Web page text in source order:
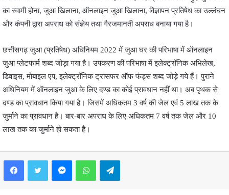
का स्वामी होना, जुआ खिलाना, ऑनलाइन जुआ खिलाना, विज्ञापन प्रतिषेध का उल्लंघन
और कंपनी द्वारा अपराध को संज्ञेय तथा गैरजमानती अपराध बनाया गया है।
छत्तीसगढ़ जुआ (प्रतिषेध) अधिनियम 2022 में जुआ घर की परिभाषा में ऑनलाइन
जुआ प्लेटफार्म शब्द जोड़ा गया है। उपकरण की परिभाषा में इलेक्ट्रॉनिक अभिलेख,
डिवाइस, मोबाइल एप, इलेक्ट्रॉनिक ट्रांसफर ऑफ फंड्स शब्द जोड़े गये हैं। पुराने
अधिनियम में ऑनलाइन जुआ के लिए दण्ड का कोई प्रावधान नहीं था। अब पृथक से
दण्ड का प्रावधान किया गया है। जिसमें अधिकतम 3 वर्ष की जेल एवं 5 लाख तक के
जुर्माने का प्रावधान है। बार-बार अपराध के लिए अधिकतम 7 वर्ष तक जेल और 10
लाख तक का जुर्माने हो सकता है।
FacebookTwitter MessengerWhatsAppTelegram